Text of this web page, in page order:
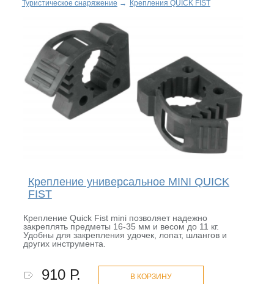
Туристическое снаряжение → Крепления QUICK FIST
Крепление универсальное MINI QUICK
FIST
Крепление Quick Fist mini позволяет надежно
закреплять предметы 16-35 мм и весом до 11 кг.
Удобны для закрепления удочек, лопат, шлангов и
других инструмента.
910 Р. В КОРЗИНУ